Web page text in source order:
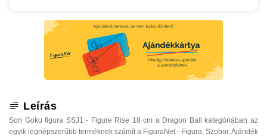
Leírás
Son Goku figura SSJ1 - Figure Rise 18 cm a Dragon Ball kategóriában az
egyik legnépszerűbb terméknek számít a FiguraNet - Figura, Szobor, Ajándék